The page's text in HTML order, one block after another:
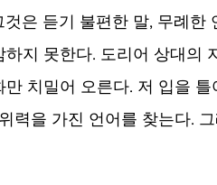
은 듣기 불편한 말, 무례한
지 못한다. 도리어 상대의
치밀어 오른다. 저 입을 틀
력을 가진 언어를 찾는다.